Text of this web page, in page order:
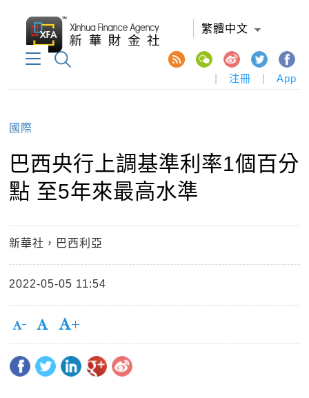
繁體中文
注冊 App
國際
巴西央行上調基準利率1個百分
點 至5年來最高水準
新華社，巴西利亞
2022-05-05 11:54